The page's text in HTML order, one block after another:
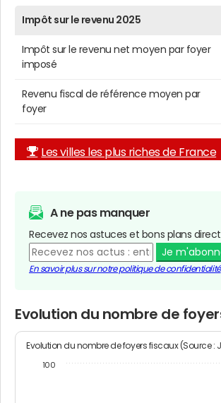
Impôt sur le revenu 2025
Impôt sur le revenu net moyen par foyer
imposé
Revenu fiscal de référence moyen par
foyer
Les villes les plus riches de France
A ne pas manquer
Recevez nos astuces et bons plans
Je
En savoir plus sur notre politique de confidentialité
Evolution du nombre de
Evolution du nombre de foyers fiscaux (Source :
100